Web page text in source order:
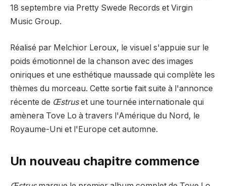
18 septembre via Pretty Swede Records et Virgin
Music Group.
Réalisé par Melchior Leroux, le visuel s'appuie sur le
poids émotionnel de la chanson avec des images
oniriques et une esthétique maussade qui complète les
thèmes du morceau. Cette sortie fait suite à l'annonce
récente de Œstruset une tournée internationale qui
amènera Tove Lo à travers l'Amérique du Nord, le
Royaume-Uni et l'Europe cet automne.
Un nouveau chapitre commence